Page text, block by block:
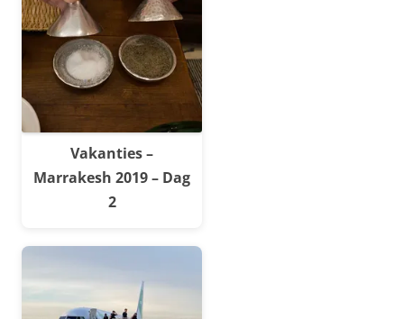
Vakanties –
Marrakesh 2019 – Dag
2